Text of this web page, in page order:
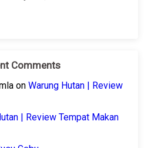
Comments
onWarung Hutan | Review
| Review Tempat Makan